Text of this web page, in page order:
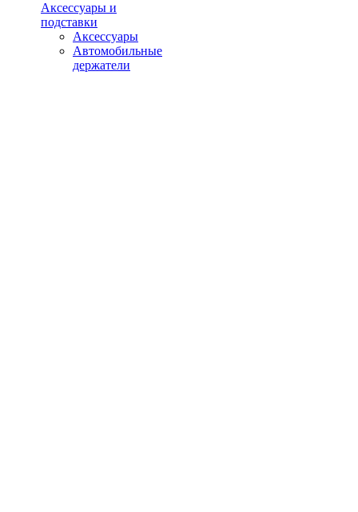
Аксессуары и
подставки
Аксессуары
Автомобильные
держатели